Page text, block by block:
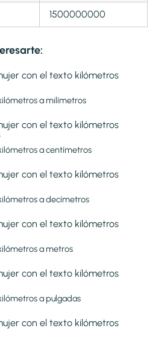
1500000000
a milímetros
a centímetros
a decímetros
a metros
a pulgadas